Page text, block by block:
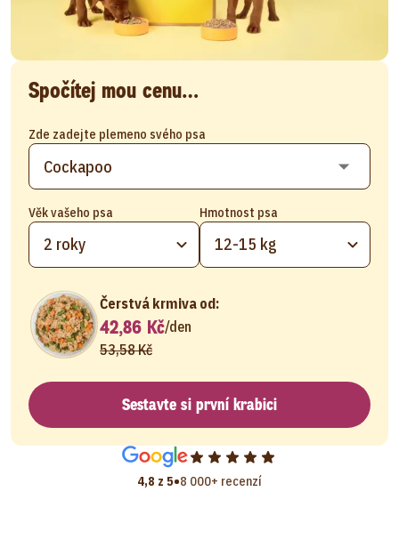
Spočítej mou cenu…
Zde zadejte plemeno svého psa
Věk vašeho psa
2 roky
Hmotnost psa
12-15 kg
Čerstvá krmiva od:
42,86 Kč/den
53,58 Kč
Sestavte si první krabici
4,8 z 5•8 000+ recenzí